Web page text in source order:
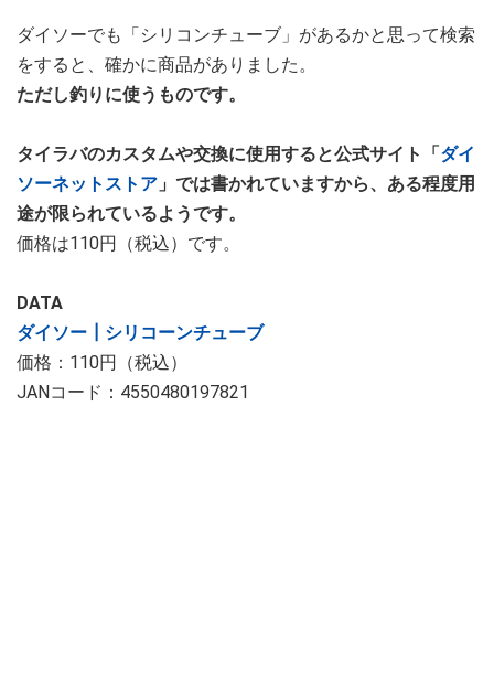
ダイソーでも「シリコンチューブ」があるかと思って検索
をすると、確かに商品がありました。
ただし釣りに使うものです。
タイラバのカスタムや交換に使用すると公式サイト「ダイ
ソーネットストア 」では書かれていますから、ある程度用
途が限られているようです。
価格は110円（税込）です。
DATA
ダイソー┃シリコーンチューブ
価格：110円（税込）
JANコード：4550480197821